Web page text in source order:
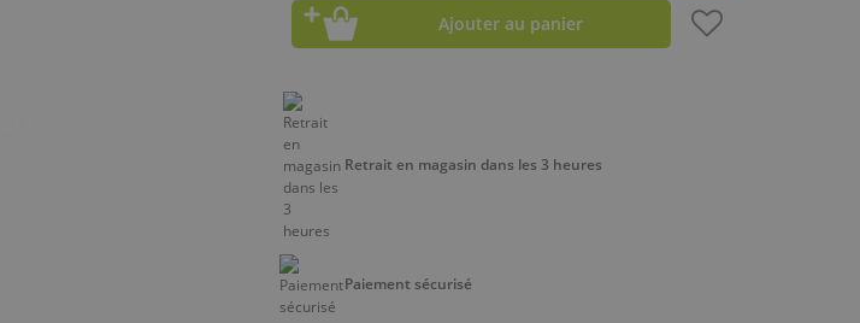
Ajouter au panier
Retrait en magasin dans les 3 heures
Paiement sécurisé